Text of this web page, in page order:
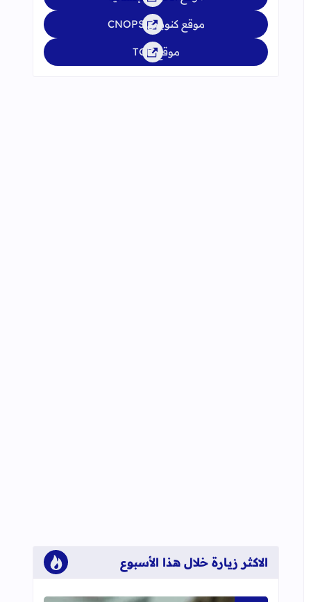
موقع كنوبس CNOPS
موقع TGR
الاكثر زيارة خلال هذا الأسبوع